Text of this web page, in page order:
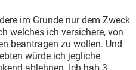
im Grunde nur dem Zweck
welches ich versichere, von
beantragen zu wollen. Und
würde ich jegliche